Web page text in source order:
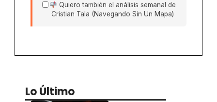
Quiero también el análisis semanal de
Cristian Tala (Navegando Sin Un Mapa)
Lo Último